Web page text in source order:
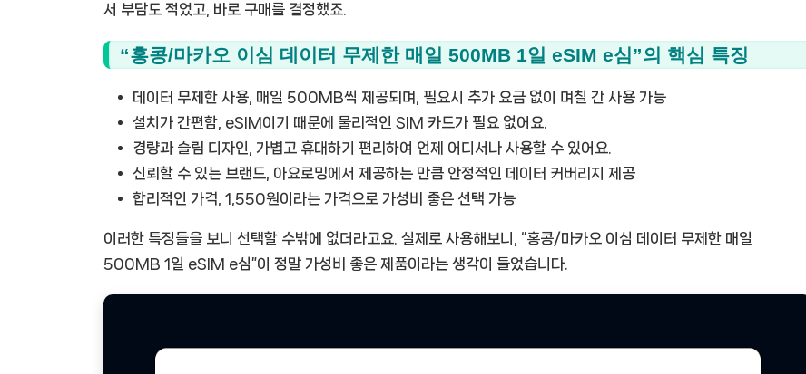
서 부담도 적었고, 바로 구매를 결정했죠.
“홍콩/마카오 이심 데이터 무제한 매일 500MB 1일 eSIM e심”의 핵심 특징
데이터 무제한 사용, 매일 500MB씩 제공되며, 필요시 추가 요금 없이 며칠 간 사용 가능
설치가 간편함, eSIM이기 때문에 물리적인 SIM 카드가 필요 없어요.
경량과 슬림 디자인, 가볍고 휴대하기 편리하여 언제 어디서나 사용할 수 있어요.
신뢰할 수 있는 브랜드, 아요로밍에서 제공하는 만큼 안정적인 데이터 커버리지 제공
합리적인 가격, 1,550원이라는 가격으로 가성비 좋은 선택 가능
이러한 특징들을 보니 선택할 수밖에 없더라고요. 실제로 사용해보니, “홍콩/마카오 이심 데이터 무제한 매일
500MB 1일 eSIM e심”이 정말 가성비 좋은 제품이라는 생각이 들었습니다.